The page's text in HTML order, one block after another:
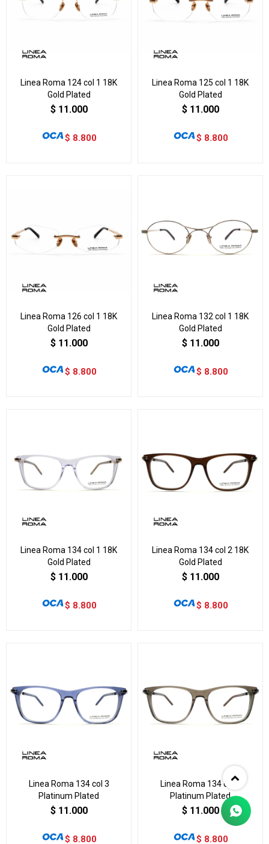
Linea Roma 124 col 1 18K
Gold Plated
$ 11.000
$ 8.800
Linea Roma 125 col 1 18K
Gold Plated
$ 11.000
$ 8.800
Linea Roma 126 col 1 18K
Gold Plated
$ 11.000
$ 8.800
Linea Roma 132 col 1 18K
Gold Plated
$ 11.000
$ 8.800
Linea Roma 134 col 1 18K
Gold Plated
$ 11.000
$ 8.800
Linea Roma 134 col 2 18K
Gold Plated
$ 11.000
$ 8.800
Linea Roma 134 col 3
Platinum Plated
$ 11.000
$ 8.800
Linea Roma 134 col 4
Platinum Plated
$ 11.000
$ 8.800